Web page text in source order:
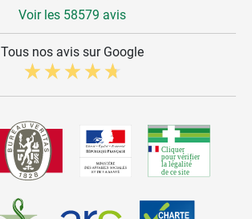
Voir les 58579 avis
Tous nos avis sur Google